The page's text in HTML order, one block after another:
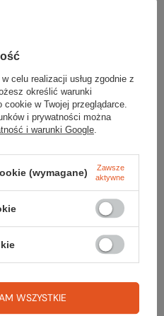
9327868041053
wszystko
SPRZĘTOWA
celu realizacji usług zgodnie z
określić warunki
w Twojej przeglądarce.
i prywatności można
i warunki Google
(wymagane)
Zawsze
aktywne
WSZYSTKIE